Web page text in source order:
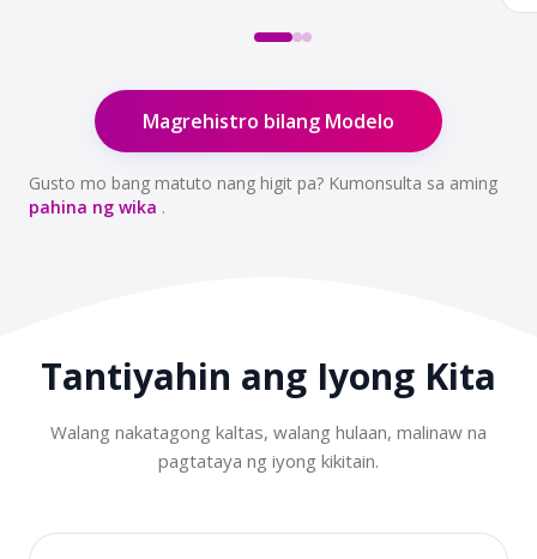
Magrehistro bilang Modelo
Gusto mo bang matuto nang higit pa? Kumonsulta sa aming
pahina ng wika .
Tantiyahin ang Iyong Kita
Walang nakatagong kaltas, walang hulaan, malinaw na
pagtataya ng iyong kikitain.